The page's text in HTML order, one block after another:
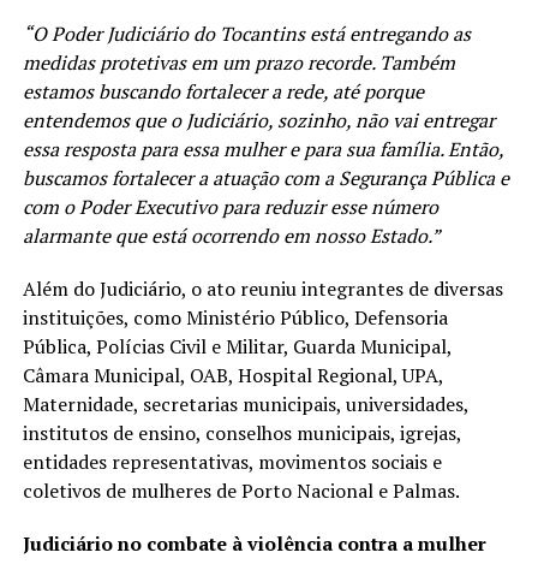
“O Poder Judiciário do Tocantins está entregando as
medidas protetivas em um prazo recorde. Também
estamos buscando fortalecer a rede, até porque
entendemos que o Judiciário, sozinho, não vai entregar
essa resposta para essa mulher e para sua família. Então,
buscamos fortalecer a atuação com a Segurança Pública e
com o Poder Executivo para reduzir esse número
alarmante que está ocorrendo em nosso Estado.”
Além do Judiciário, o ato reuniu integrantes de diversas
instituições, como Ministério Público, Defensoria
Pública, Polícias Civil e Militar, Guarda Municipal,
Câmara Municipal, OAB, Hospital Regional, UPA,
Maternidade, secretarias municipais, universidades,
institutos de ensino, conselhos municipais, igrejas,
entidades representativas, movimentos sociais e
coletivos de mulheres de Porto Nacional e Palmas.
Judiciário no combate à violência contra a mulher